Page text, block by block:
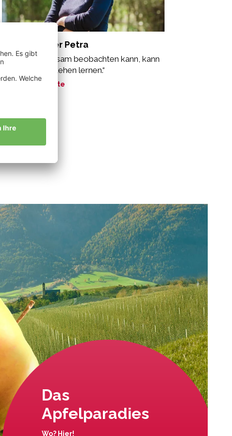
Klammsteiner Petra
„Was man langsam beobachten kann, kann
man auch verstehen lernen.“
Meine Geschichte
Das
Apfelparadies
Wo? Hier!